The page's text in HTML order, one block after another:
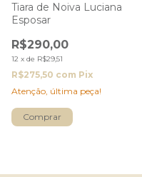
Tiara de Noiva Luciana
Esposar
R$290,00
12 x de R$29,51
R$275,50 com Pix
Atenção, última peça!